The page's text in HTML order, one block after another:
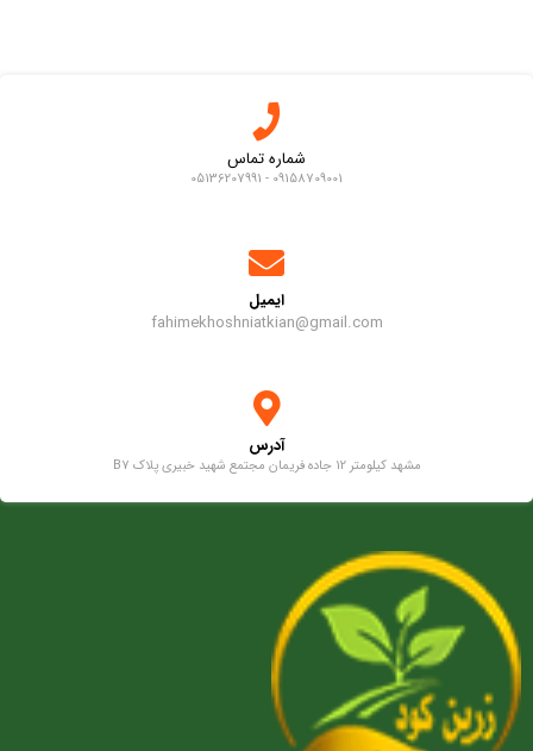
شماره تماس
09158709001 - 05136207991
ایمیل
fahimekhoshniatkian@gmail.com
آدرس
مشهد کیلومتر 12 جاده فریمان مجتمع شهید خبیری پلاک B7